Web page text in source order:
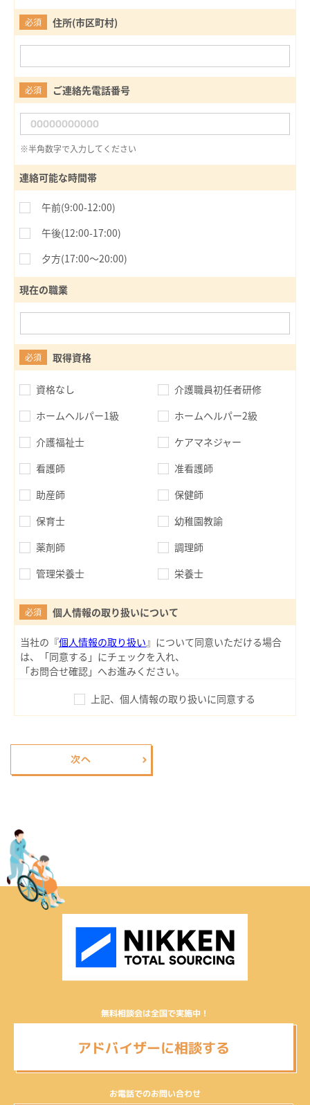
必須 住所(市区町村)
必須 ご連絡先電話番号
※半角数字で入力してください
連絡可能な時間帯
午前(9:00-12:00)
午後(12:00-17:00)
夕方(17:00〜20:00)
現在の職業
必須 取得資格
資格なし
介護職員初任者研修
ホームヘルパー1級
ホームヘルパー2級
介護福祉士
ケアマネジャー
看護師
准看護師
助産師
保健師
保育士
幼稚園教諭
薬剤師
調理師
管理栄養士
栄養士
必須 個人情報の取り扱いについて
当社の『個人情報の取り扱い』について同意いただける場合
は、「同意する」にチェックを入れ、
「お問合せ確認」へお進みください。
上記、個人情報の取り扱いに同意する
無料相談会は全国で実施中！
アドバイザーに相談する
お電話でのお問い合わせ